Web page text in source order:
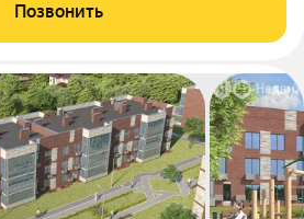
Позвонить